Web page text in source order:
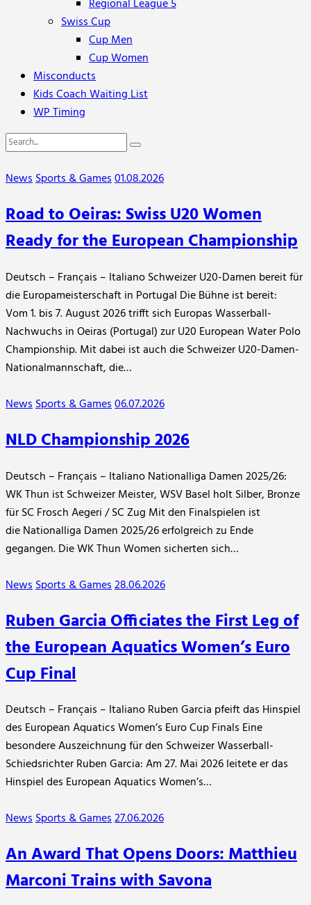
Regional League 5
Swiss Cup
Cup Men
Cup Women
Misconducts
Kids Coach Waiting List
WP Timing
NewsSports & Games01.08.2026
Road to Oeiras: Swiss U20 Women
Ready for the European Championship
Deutsch – Français – Italiano Schweizer U20-Damen bereit für
die Europameisterschaft in Portugal Die Bühne ist bereit:
Vom 1. bis 7. August 2026 trifft sich Europas Wasserball-
Nachwuchs in Oeiras (Portugal) zur U20 European Water Polo
Championship. Mit dabei ist auch die Schweizer U20-Damen-
Nationalmannschaft, die…
NewsSports & Games06.07.2026
NLD Championship 2026
Deutsch – Français – Italiano Nationalliga Damen 2025/26:
WK Thun ist Schweizer Meister, WSV Basel holt Silber, Bronze
für SC Frosch Aegeri / SC Zug Mit den Finalspielen ist
die Nationalliga Damen 2025/26 erfolgreich zu Ende
gegangen. Die WK Thun Women sicherten sich…
NewsSports & Games28.06.2026
Ruben Garcia Officiates the First Leg of
the European Aquatics Women’s Euro
Cup Final
Deutsch – Français – Italiano Ruben Garcia pfeift das Hinspiel
des European Aquatics Women’s Euro Cup Finals Eine
besondere Auszeichnung für den Schweizer Wasserball-
Schiedsrichter Ruben Garcia: Am 27. Mai 2026 leitete er das
Hinspiel des European Aquatics Women’s…
NewsSports & Games27.06.2026
An Award That Opens Doors: Matthieu
Marconi Trains with Savona